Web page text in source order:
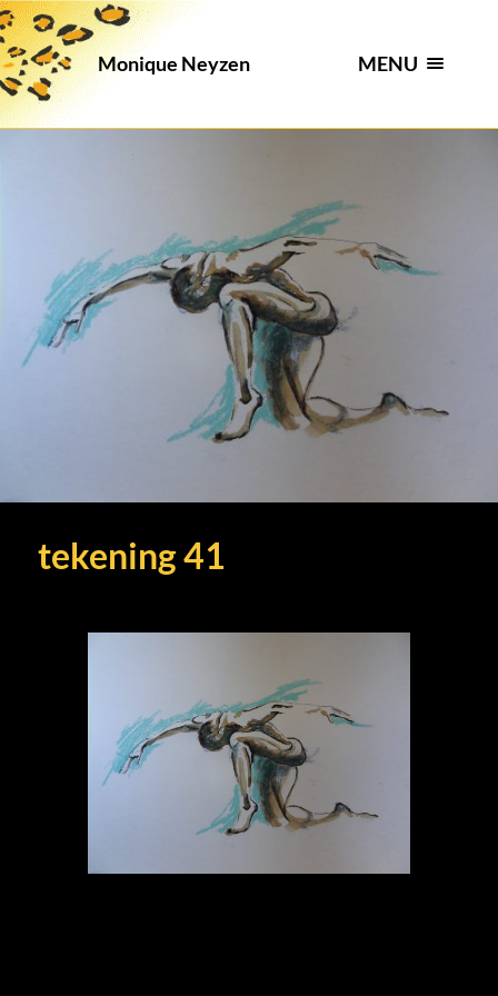
Monique Neyzen MENU
tekening 41